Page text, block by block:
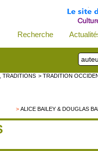
Recherche
TRADITIONS > TRADITION
>ALICE BAILEY & DOUGLAS